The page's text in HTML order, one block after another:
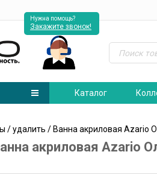
Нужна помощь?
Закажите звонок!
Каталог
/удалить / Ванна акриловая Azario
акриловая Azario